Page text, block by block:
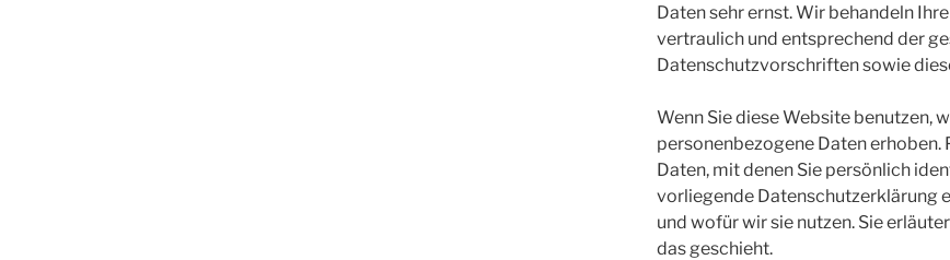
Daten sehr ernst. Wir behandeln
vertraulich und entsprechend der
Datenschutzvorschriften sowie
Wenn Sie diese Website benutzen,
personenbezogene Daten erhoben.
Daten, mit denen Sie persönlich
vorliegende Datenschutzerklärung
und wofür wir sie nutzen. Sie
das geschieht.